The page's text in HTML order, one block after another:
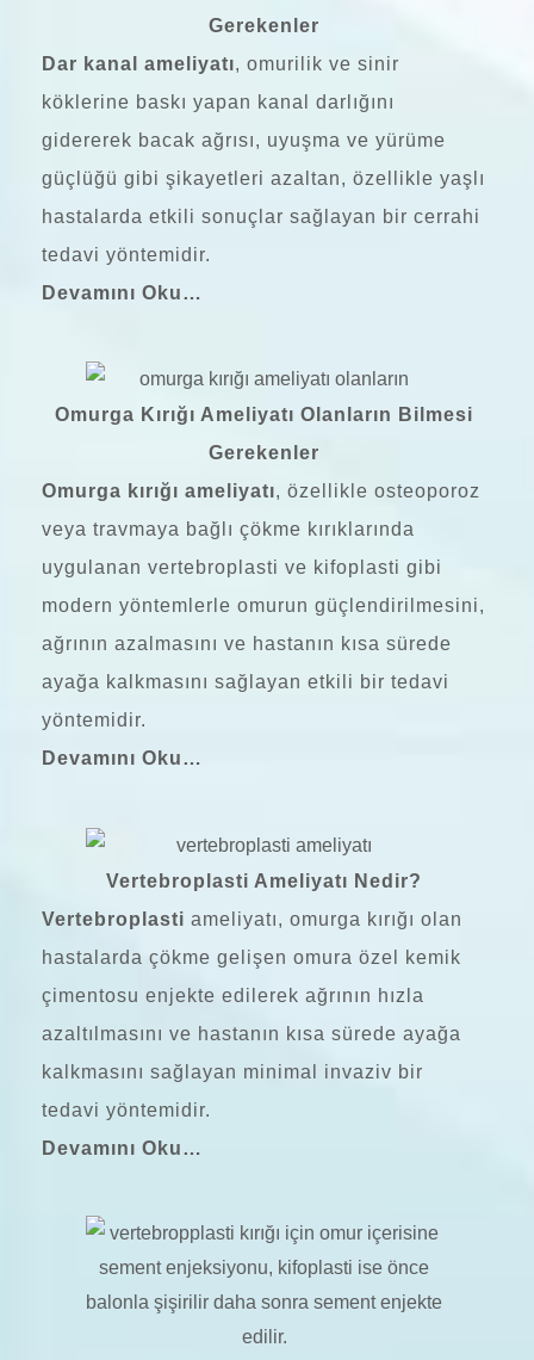
Gerekenler
Dar kanal ameliyatı, omurilik ve sinir
köklerine baskı yapan kanal darlığını
gidererek bacak ağrısı, uyuşma ve yürüme
güçlüğü gibi şikayetleri azaltan, özellikle yaşlı
hastalarda etkili sonuçlar sağlayan bir cerrahi
tedavi yöntemidir.
Devamını Oku…
Omurga Kırığı Ameliyatı Olanların Bilmesi
Gerekenler
Omurga kırığı ameliyatı, özellikle osteoporoz
veya travmaya bağlı çökme kırıklarında
uygulanan vertebroplasti ve kifoplasti gibi
modern yöntemlerle omurun güçlendirilmesini,
ağrının azalmasını ve hastanın kısa sürede
ayağa kalkmasını sağlayan etkili bir tedavi
yöntemidir.
Devamını Oku…
Vertebroplasti Ameliyatı Nedir?
Vertebroplasti ameliyatı, omurga kırığı olan
hastalarda çökme gelişen omura özel kemik
çimentosu enjekte edilerek ağrının hızla
azaltılmasını ve hastanın kısa sürede ayağa
kalkmasını sağlayan minimal invaziv bir
tedavi yöntemidir.
Devamını Oku…